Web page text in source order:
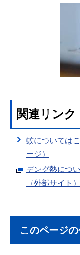
関連リンク
蚊については
ージ）
デング熱につ
（外部サイト）
このページ